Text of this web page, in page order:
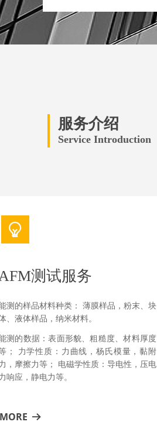
测试服务
测的样品材料种类： 薄膜样品，粉末、块
、液体样品，纳米材料。
测的数据：表面形貌、粗糙度、材料厚度
； 力学性质：力曲线，杨氏模量，黏附
，摩擦力等； 电磁学性质：导电性，压电
响应，静电力等。
ꁙ
MORE 뀠
服务介绍
Service Introduction